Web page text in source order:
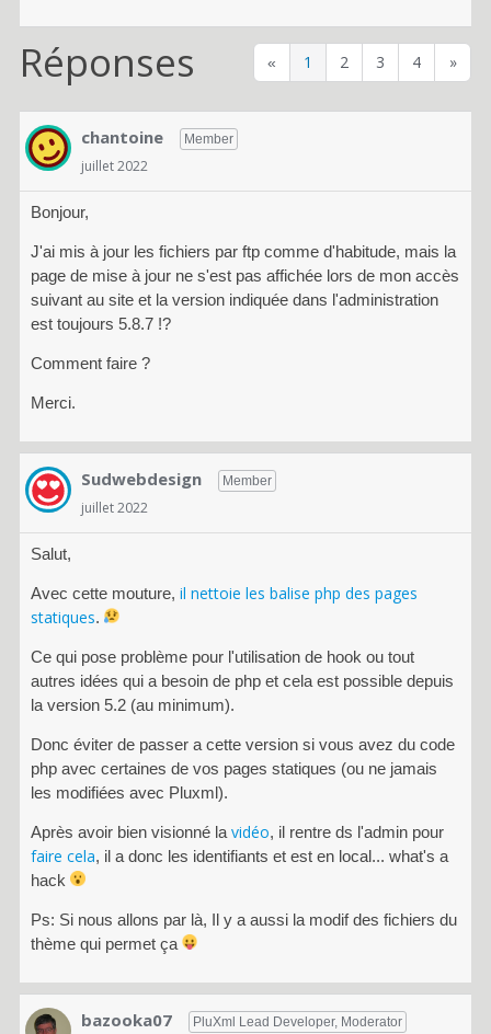
« 1 2 3 4 »
Réponses
chantoine Member
juillet 2022
Bonjour,
J'ai mis à jour les fichiers par ftp comme d'habitude, mais la
page de mise à jour ne s'est pas affichée lors de mon accès
suivant au site et la version indiquée dans l'administration
est toujours 5.8.7 !?
Comment faire ?
Merci.
Sudwebdesign Member
juillet 2022
Salut,
Avec cette mouture, il nettoie les balise php des pages
statiques.
Ce qui pose problème pour l'utilisation de hook ou tout
autres idées qui a besoin de php et cela est possible depuis
la version 5.2 (au minimum).
Donc éviter de passer a cette version si vous avez du code
php avec certaines de vos pages statiques (ou ne jamais
les modifiées avec Pluxml).
Après avoir bien visionné la vidéo, il rentre ds l'admin pour
faire cela, il a donc les identifiants et est en local... what's a
hack
Ps: Si nous allons par là, Il y a aussi la modif des fichiers du
thème qui permet ça
bazooka07 PluXml Lead Developer, Moderator